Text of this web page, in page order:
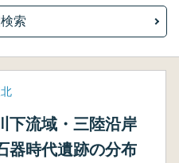
索
下流域・三陸沿岸
器時代遺跡の分布